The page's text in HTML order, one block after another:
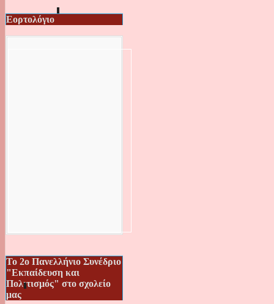
Εορτολόγιο
Το 2ο Πανελλήνιο Συνέδριο
"Εκπαίδευση και
Πολιτισμός" στο σχολείο
μας